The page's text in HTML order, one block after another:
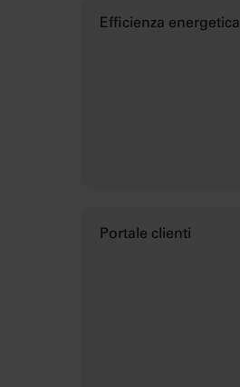
Efficienza energetica
Portale clienti